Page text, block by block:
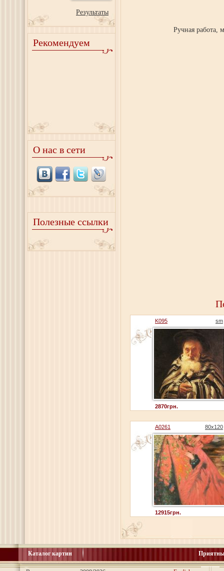
Результаты
Рекомендуем
О нас в сети
Полезные ссылки
Ручная работа,
K095 sm
2870грн.
A0261 80x120
12915грн.
Каталог картин